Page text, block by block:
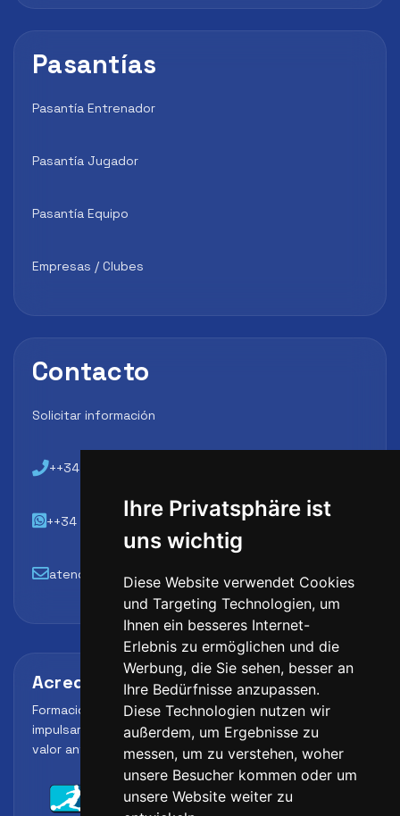
Ihre Privatsphäre ist
uns wichtig
Diese Website verwendet Cookies
und Targeting Technologien, um
Ihnen ein besseres Internet-
Erlebnis zu ermöglichen und die
Werbung, die Sie sehen, besser an
Ihre Bedürfnisse anzupassen.
Diese Technologien nutzen wir
außerdem, um Ergebnisse zu
messen, um zu verstehen, woher
unsere Besucher kommen oder um
unsere Website weiter zu
Pasantías
Pasantía Entrenador
Pasantía Jugador
Pasantía Equipo
Empresas / Clubes
Contacto
Solicitar información
++34 648 45 44 01
++34 648 45 44 01
atencion@futbollab.com
Acreditaciones y alianzas
Formación, metodología y reconocimiento para
impulsar el perfil profesional del alumno y reforzar su
valor ante clubes, academias y entidades deportivas.